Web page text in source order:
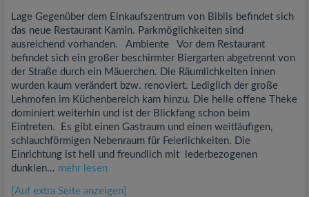
Lage Gegenüber dem Einkaufszentrum von Biblis befindet sich
das neue Restaurant Kamin. Parkmöglichkeiten sind
ausreichend vorhanden. Ambiente Vor dem Restaurant
befindet sich ein großer beschirmter Biergarten abgetrennt von
der Straße durch ein Mäuerchen. Die Räumlichkeiten innen
wurden kaum verändert bzw. renoviert. Lediglich der große
Lehmofen im Küchenbereich kam hinzu. Die helle offene Theke
dominiert weiterhin und ist der Blickfang schon beim
Eintreten. Es gibt einen Gastraum und einen weitläufigen,
schlauchförmigen Nebenraum für Feierlichkeiten. Die
Einrichtung ist hell und freundlich mit lederbezogenen
dunklen... mehr lesen
[Auf extra Seite anzeigen]